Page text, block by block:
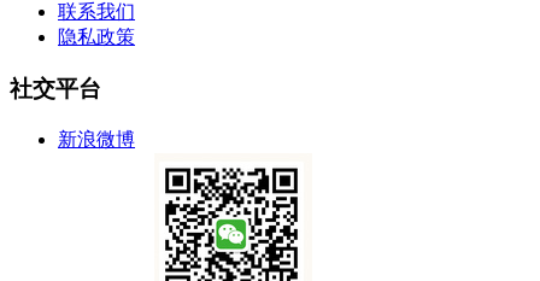
联系我们
隐私政策
社交平台
新浪微博